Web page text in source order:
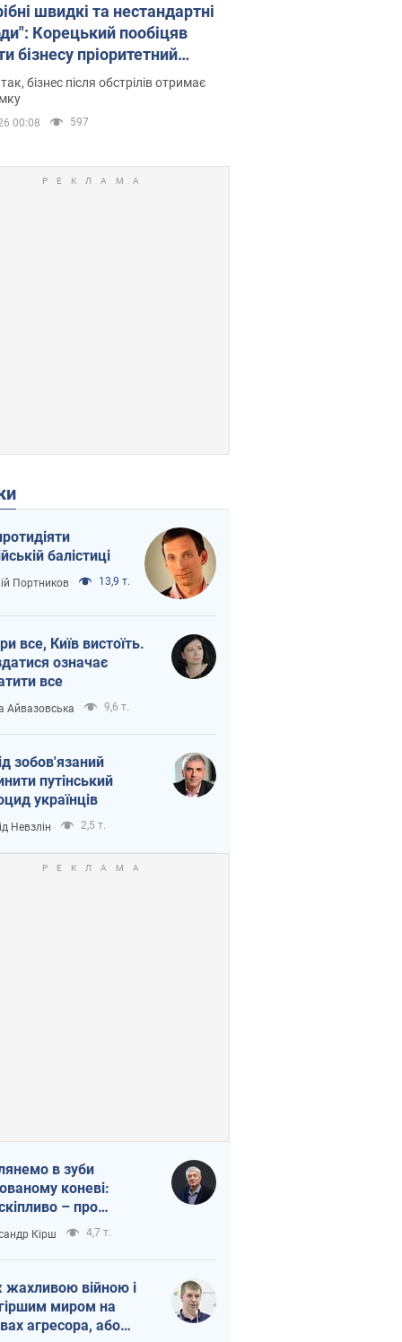
швидкі та нестандартні
Корецький пообіцяв
бізнесу пріоритетний
до наявних складських
бізнес після обстрілів отримає
00:08 597
балістиці
Портников 13,9 т.
все, Київ вистоїть.
означає
все
Айвазовська 9,6 т.
зобов'язаний
путінський
українців
Невзлін 2,5 т.
в зуби
коневі:
– про
Україні
Кірш 4,7 т.
жахливою війною і
миром на
агресора, або